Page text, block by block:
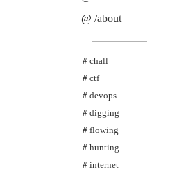
/about
chall
ctf
devops
digging
flowing
hunting
internet